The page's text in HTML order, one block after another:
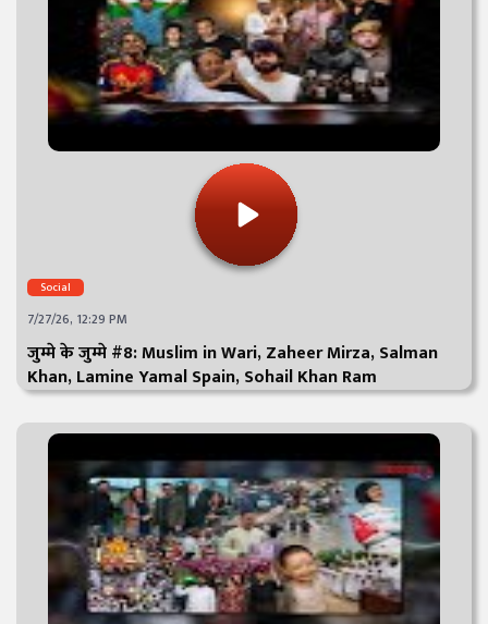
Social
7/27/26, 12:29 PM
जुम्मे के जुम्मे #8: Muslim in Wari, Zaheer Mirza, Salman
Khan, Lamine Yamal Spain, Sohail Khan Ram